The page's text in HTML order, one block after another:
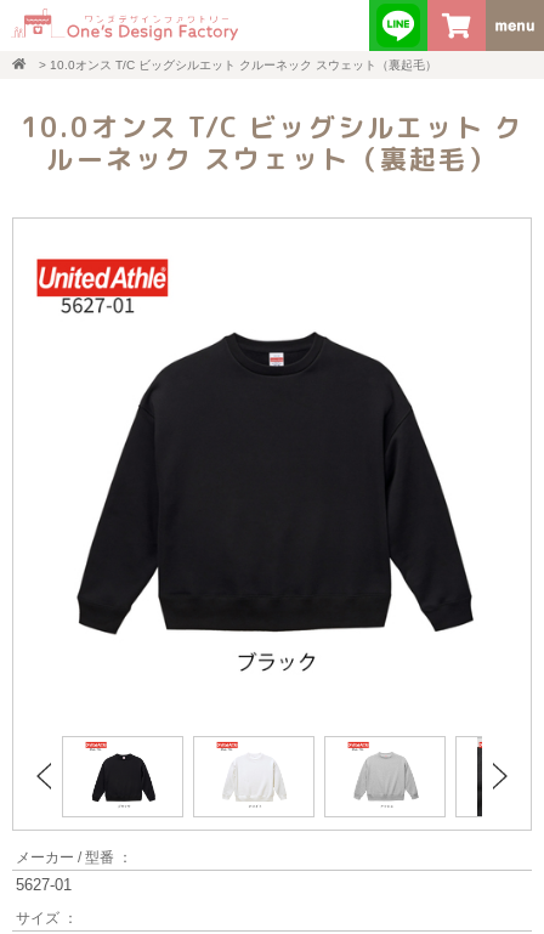
> 10.0オンス T/C ビッグシルエット クルーネック スウェット（裏起毛）
10.0オンス T/C ビッグシルエット ク
ルーネック スウェット（裏起毛）
メーカー / 型番 ：
5627-01
サイズ ：